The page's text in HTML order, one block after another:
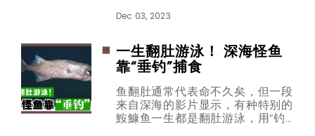
本人为了达成结婚这个目标上所付
Dec 03, 2023
一生翻肚游泳！ 深海怪鱼
靠“垂钓”捕食
​​​​​​​鱼翻肚通常代表命不久矣，但一段
来自深海的影片显示，有种特别的
鮟鱇鱼一生都是翻肚游泳，用“钓